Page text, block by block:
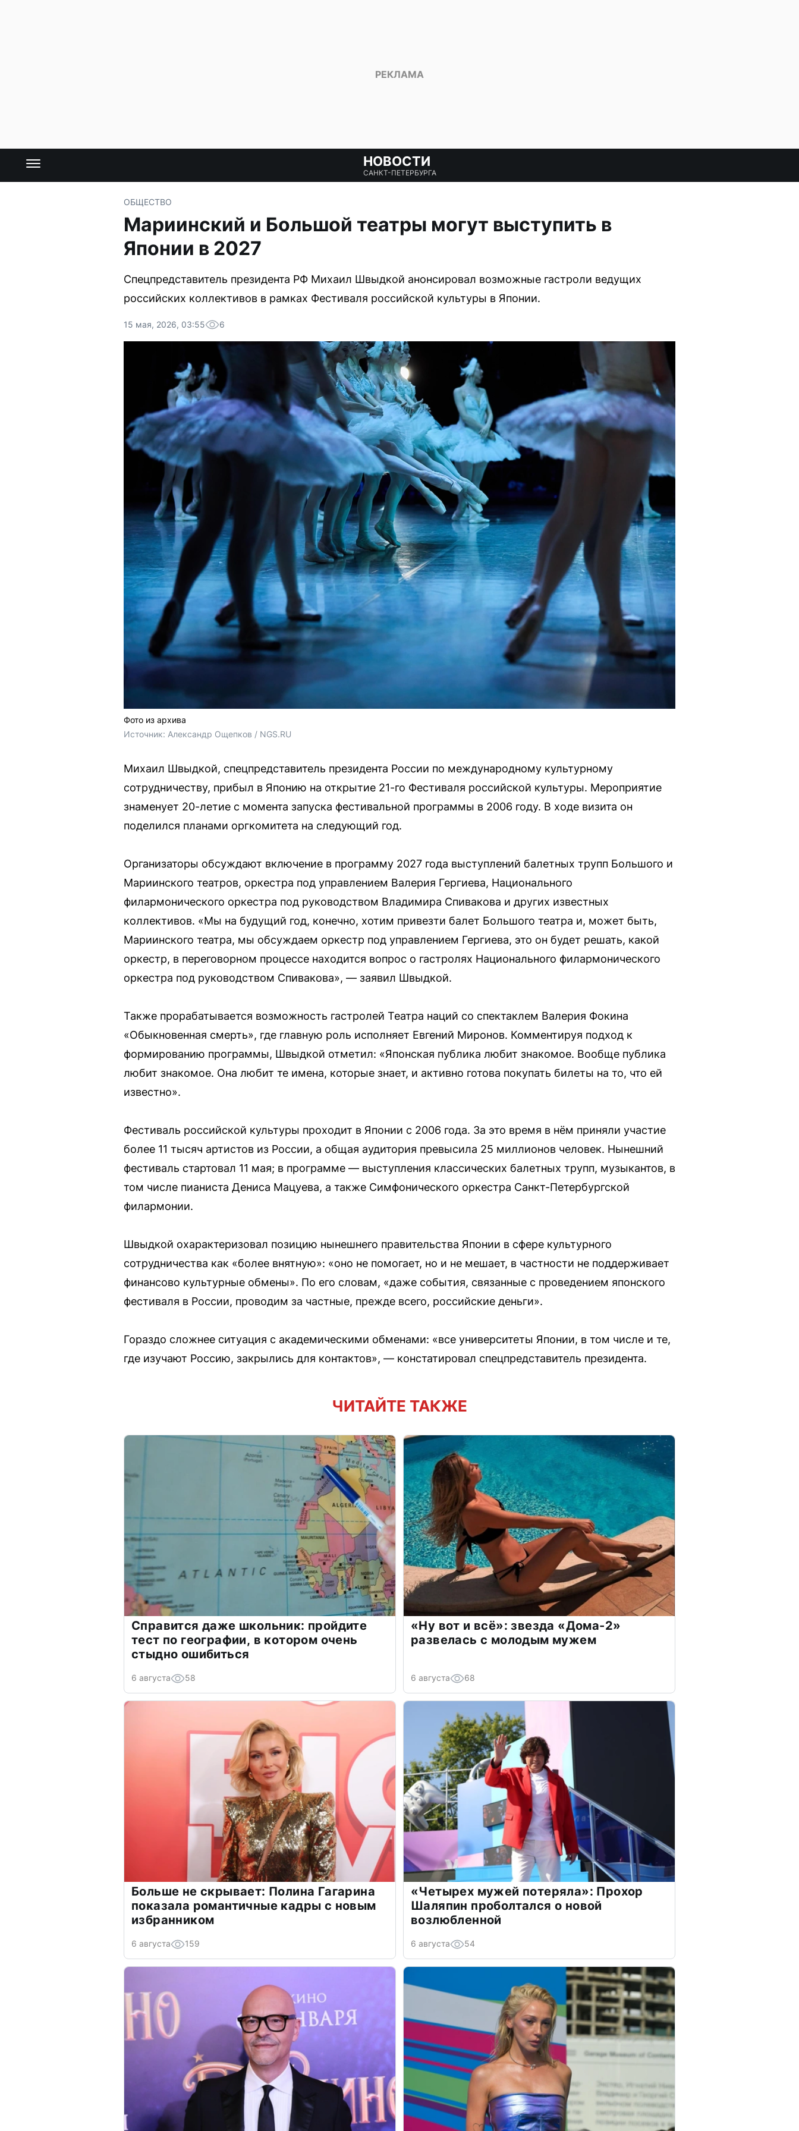
НОВОСТИ
САНКТ-ПЕТЕРБУРГА
ОБЩЕСТВО
Мариинский и Большой театры могут выступить в
Японии в 2027
Спецпредставитель президента РФ Михаил Швыдкой анонсировал возможные гастроли ведущих
российских коллективов в рамках Фестиваля российской культуры в Японии.
15 мая, 2026, 03:55 6
Фото из архива
Источник: Александр Ощепков / NGS.RU
Михаил Швыдкой, спецпредставитель президента России по международному культурному
сотрудничеству, прибыл в Японию на открытие 21-го Фестиваля российской культуры. Мероприятие
знаменует 20-летие с момента запуска фестивальной программы в 2006 году. В ходе визита он
поделился планами оргкомитета на следующий год.
Организаторы обсуждают включение в программу 2027 года выступлений балетных трупп Большого и
Мариинского театров, оркестра под управлением Валерия Гергиева, Национального
филармонического оркестра под руководством Владимира Спивакова и других известных
коллективов. «Мы на будущий год, конечно, хотим привезти балет Большого театра и, может быть,
Мариинского театра, мы обсуждаем оркестр под управлением Гергиева, это он будет решать, какой
оркестр, в переговорном процессе находится вопрос о гастролях Национального филармонического
оркестра под руководством Спивакова», — заявил Швыдкой.
Также прорабатывается возможность гастролей Театра наций со спектаклем Валерия Фокина
«Обыкновенная смерть», где главную роль исполняет Евгений Миронов. Комментируя подход к
формированию программы, Швыдкой отметил: «Японская публика любит знакомое. Вообще публика
любит знакомое. Она любит те имена, которые знает, и активно готова покупать билеты на то, что ей
известно».
Фестиваль российской культуры проходит в Японии с 2006 года. За это время в нём приняли участие
более 11 тысяч артистов из России, а общая аудитория превысила 25 миллионов человек. Нынешний
фестиваль стартовал 11 мая; в программе — выступления классических балетных трупп, музыкантов, в
том числе пианиста Дениса Мацуева, а также Симфонического оркестра Санкт-Петербургской
филармонии.
Швыдкой охарактеризовал позицию нынешнего правительства Японии в сфере культурного
сотрудничества как «более внятную»: «оно не помогает, но и не мешает, в частности не поддерживает
финансово культурные обмены». По его словам, «даже события, связанные с проведением японского
фестиваля в России, проводим за частные, прежде всего, российские деньги».
Гораздо сложнее ситуация с академическими обменами: «все университеты Японии, в том числе и те,
где изучают Россию, закрылись для контактов», — констатировал спецпредставитель президента.
ЧИТАЙТЕ ТАКЖЕ
Справится даже школьник: пройдите
тест по географии, в котором очень
стыдно ошибиться
6 августа 58
«Ну вот и всё»: звезда «Дома-2»
развелась с молодым мужем
6 августа 68
Больше не скрывает: Полина Гагарина
показала романтичные кадры с новым
избранником
6 августа 159
«Четырех мужей потеряла»: Прохор
Шаляпин проболтался о новой
возлюбленной
6 августа 54